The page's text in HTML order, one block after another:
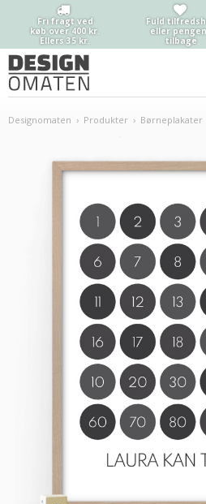
Fri fragt ved
køb over 400 kr.
Ellers 35 kr.
Fuld
eller
tilbage
Designomaten › Produkter › Børneplakater